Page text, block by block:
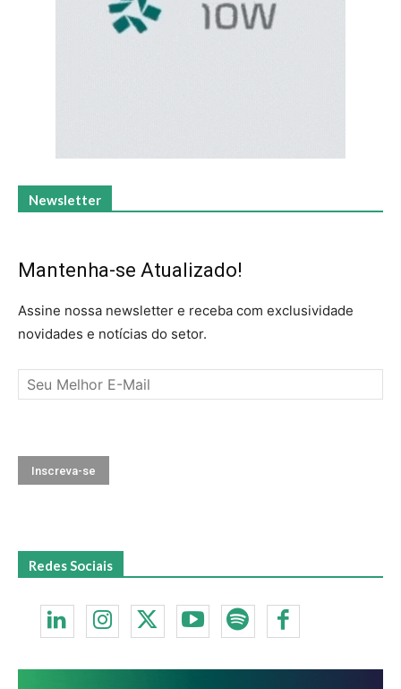
Newsletter
Mantenha-se Atualizado!
Assine nossa newsletter e receba com exclusividade
Redes Sociais